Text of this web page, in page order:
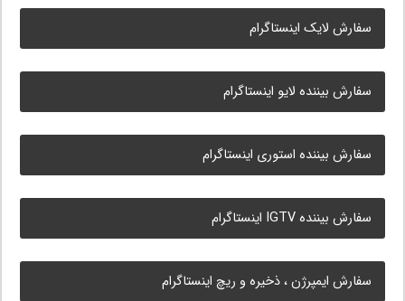
سفارش لایک اینستاگرام
سفارش بیننده لایو اینستاگرام
سفارش بیننده استوری اینستاگرام
سفارش بیننده IGTV اینستاگرام
سفارش ایمپرژن ، ذخیره و ریچ اینستاگرام